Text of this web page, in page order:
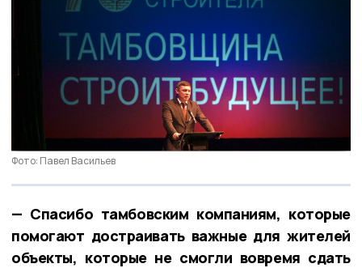
Фото: Павел Васильев
— Спасибо тамбовским компаниям, которые
помогают достраивать важные для жителей
объекты, которые не смогли вовремя сдать